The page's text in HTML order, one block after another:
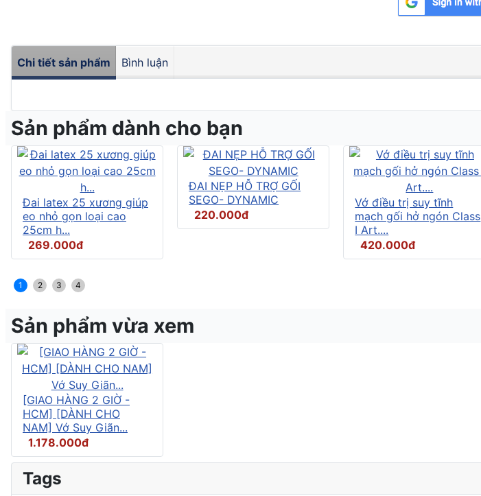
Chi tiết sản phẩm Bình luận
Sản phẩm dành cho bạn
Đai latex 25 xương giúp
eo nhỏ gọn loại cao
25cm h...
269.000đ
ĐAI NẸP HỖ TRỢ GỐI
SEGO- DYNAMIC
220.000đ
Vớ điều trị suy tĩnh
mạch gối hở ngón Class
I Art....
420.000đ
1 2 3 4
Sản phẩm vừa xem
[GIAO HÀNG 2 GIỜ -
HCM] [DÀNH CHO
NAM] Vớ Suy Giãn...
1.178.000đ
Tags